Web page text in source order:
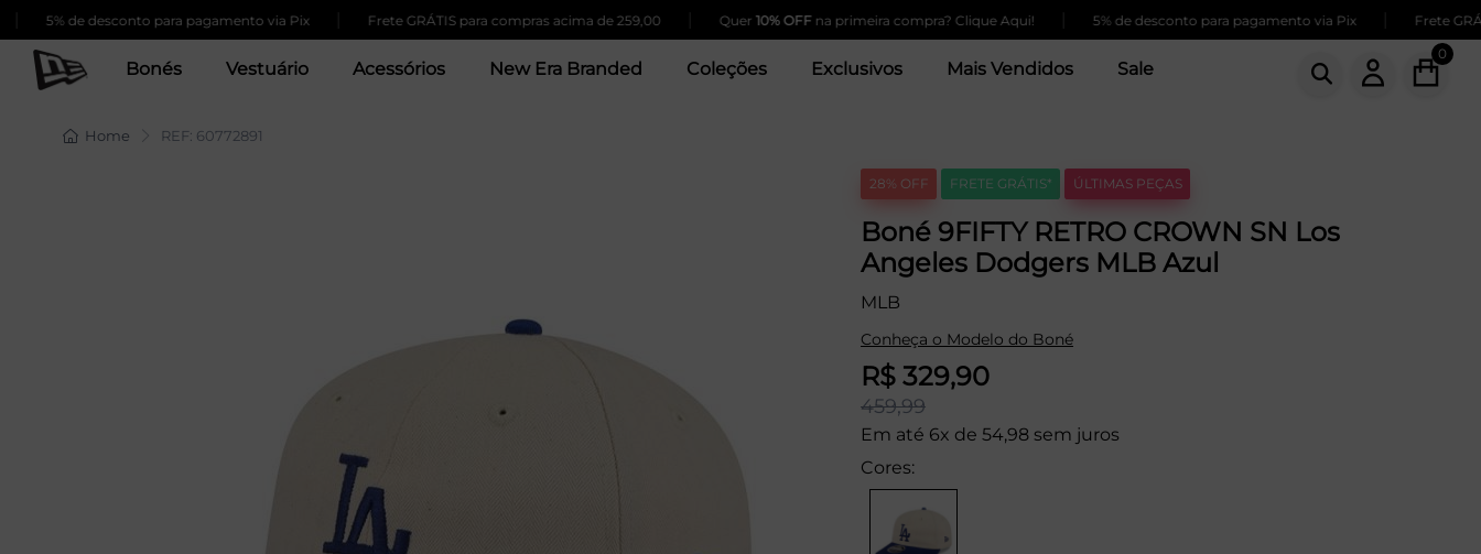
5% de desconto para pagamento via Pix | Frete GRÁTIS para compras acima de 259,00 | 10% OFFna primeira compra? Clique Aqui! | 5% de desconto para pagamento via Pix | Frete GRÁTIS
Bonés Vestuário Acessórios New Era Branded Coleções Exclusivos Mais Vendidos Sale
0
Home REF: 60772891
28% OFF FRETE GRÁTIS* ÚLTIMAS PEÇAS
Boné 9FIFTY RETRO CROWN SN Los
Angeles Dodgers MLB Azul
MLB
Conheça o Modelo do Boné
R$ 329,90
459,99
Em até 6x de 54,98 sem juros
Cores: